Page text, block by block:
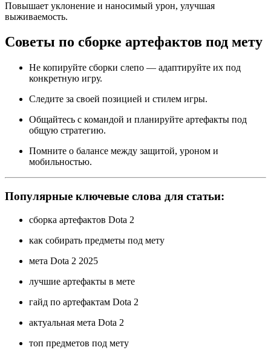
Повышает уклонение и наносимый урон, улучшая
выживаемость.
Советы по сборке артефактов под мету
Не копируйте сборки слепо — адаптируйте их под
конкретную игру.
Следите за своей позицией и стилем игры.
Общайтесь с командой и планируйте артефакты под
общую стратегию.
Помните о балансe между защитой, уроном и
мобильностью.
Популярные ключевые слова для статьи:
сборка артефактов Dota 2
как собирать предметы под мету
мета Dota 2 2025
лучшие артефакты в мете
гайд по артефактам Dota 2
актуальная мета Dota 2
топ предметов под мету